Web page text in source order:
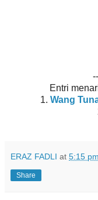
Entri
1. Wang
ERAZ FADLI at 5:15 pm
Share